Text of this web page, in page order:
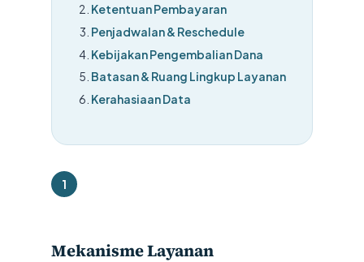
Ketentuan Pembayaran
Penjadwalan & Reschedule
Kebijakan Pengembalian Dana
Batasan & Ruang Lingkup Layanan
Kerahasiaan Data
1
Mekanisme Layanan